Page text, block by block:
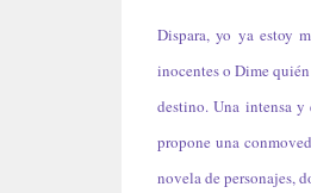
Dispara, yo ya estoy
inocentes o Dime
destino. Una intensa
propone una
novela de personajes,